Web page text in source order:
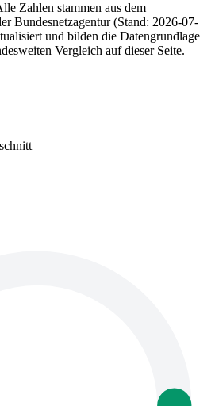
Zahlen stammen aus dem
Bundesnetzagentur (Stand: 2026-07-
und bilden die Datengrundlage
Vergleich auf dieser Seite.